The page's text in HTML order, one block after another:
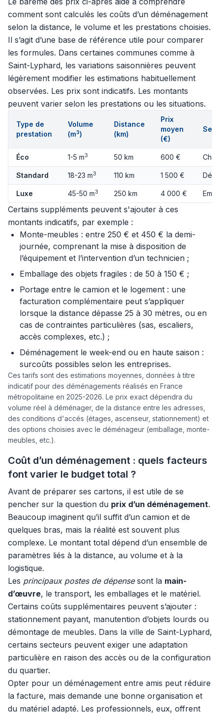
comment sont calculés les coûts d’un déménagement
selon la distance, le volume et les prestations choisies.
Il s’agit d’une base de référence utile pour comparer
les formules. Dans certaines communes comme à
Saint-Lyphard, les variations saisonnières peuvent
légèrement modifier les estimations habituellement
observées. Les prix sont indicatifs. Les montants
peuvent varier selon les prestations ou les situations.
Type de
prestation
Volume
(m3)
Distance
(km)
Prix
moyen
(€)
Éco 1-5 m3 50 km 600 €
Standard 18-23 m3 110 km 1 500 €
Luxe 45-50 m3 250 km 4 000 €
Certains suppléments peuvent s'ajouter à ces
montants indicatifs, par exemple :
Monte-meubles : entre 250 € et 450 € la demi-
journée, comprenant la mise à disposition de
l’équipement et l’intervention d’un technicien ;
Emballage des objets fragiles : de 50 à 150 € ;
Portage entre le camion et le logement : une
facturation complémentaire peut s’appliquer
lorsque la distance dépasse 25 à 30 mètres, ou en
cas de contraintes particulières (sas, escaliers,
accès complexes, etc.) ;
Déménagement le week-end ou en haute saison :
surcoûts possibles selon les entreprises.
Ces tarifs sont des estimations moyennes, données à titre
indicatif pour des déménagements réalisés en France
métropolitaine en 2025-2026. Le prix exact dépendra du
volume réel à déménager, de la distance entre les adresses,
des conditions d'accés (étages, ascenseur, stationnement) et
des options choisies avec le déménageur (emballage, monte-
meubles, etc.).
Coût d’un déménagement : quels facteurs
font varier le budget total ?
Avant de préparer ses cartons, il est utile de se
pencher sur la question du prix d’un déménagement.
Beaucoup imaginent qu’il suffit d’un camion et de
quelques bras, mais la réalité est souvent plus
complexe. Le montant total dépend d’un ensemble de
paramètres liés à la distance, au volume et à la
logistique.
Les principaux postes de dépensesont la main-
d’œuvre, le transport, les emballages et le matériel.
Certains coûts supplémentaires peuvent s’ajouter :
stationnement payant, manutention d’objets lourds ou
démontage de meubles. Dans la ville de Saint-Lyphard,
certains secteurs peuvent exiger une adaptation
particulière en raison des accès ou de la configuration
du quartier.
Opter pour un déménagement entre amis peut réduire
la facture, mais demande une bonne organisation et
du matériel adapté. Les professionnels, eux, offrent